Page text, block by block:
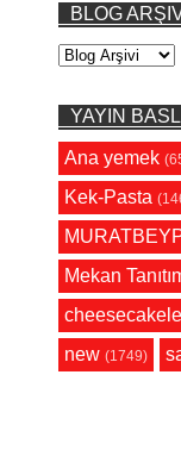
BLOG
YAYIN
Ana yemek
Kek-Pasta
Mekan
new (1749)